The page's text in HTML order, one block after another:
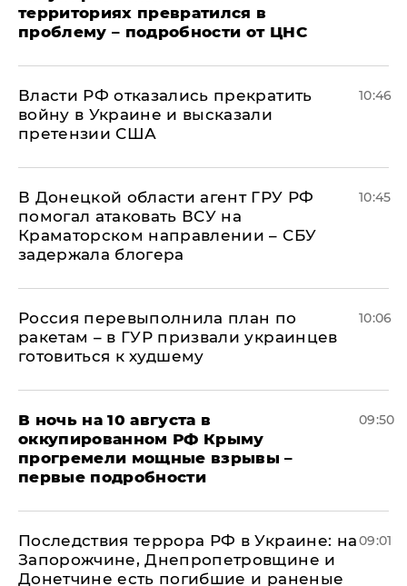
территориях превратился в
проблему – подробности от ЦНС
Власти РФ отказались прекратить
войну в Украине и высказали
претензии США
10:46
В Донецкой области агент ГРУ РФ
помогал атаковать ВСУ на
Краматорском направлении – СБУ
задержала блогера
10:45
Россия перевыполнила план по
ракетам – в ГУР призвали украинцев
готовиться к худшему
10:06
В ночь на 10 августа в
оккупированном РФ Крыму
прогремели мощные взрывы –
первые подробности
09:50
Последствия террора РФ в Украине: на
Запорожчине, Днепропетровщине и
Донетчине есть погибшие и раненые
09:01